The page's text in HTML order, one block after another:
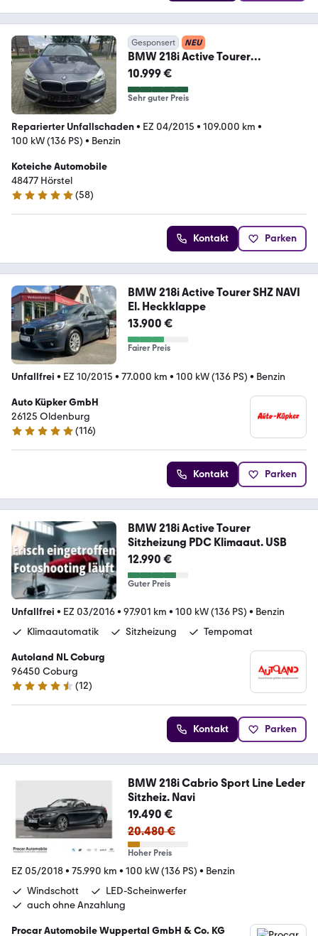
Gesponsert NEU
BMW 218i Active Tourer
,Navi,LED,Panorama
10.999 €
Sehr guter Preis
Reparierter Unfallschaden• EZ 04/2015 • 109.000 km •
100 kW (136 PS) • Benzin
Koteiche Automobile
48477 Hörstel
5 Sterne
(58)
Kontakt Parken
BMW 218i Active Tourer SHZ NAVI
El. Heckklappe
13.900 €
Fairer Preis
Unfallfrei • EZ 10/2015 • 77.000 km • 100 kW (136 PS) • Benzin
Auto Küpker GmbH
26125 Oldenburg
5 Sterne
(116)
Kontakt Parken
BMW 218i Active Tourer
Sitzheizung PDC Klimaaut. USB
12.990 €
Guter Preis
Unfallfrei • EZ 03/2016• 97.901 km • 100 kW (136 PS) • Benzin
Klimaautomatik
Sitzheizung Tempomat
Autoland NL Coburg
96450 Coburg
4.5 Sterne
(12)
Kontakt Parken
BMW 218i Cabrio Sport Line Leder
Sitzheiz. Navi
19.490 €
20.480 €
Hoher Preis
EZ 05/2018• 75.990 km • 100 kW (136 PS) • Benzin
Windschott
LED-Scheinwerfer
auch ohne Anzahlung
Procar Automobile Wuppertal GmbH & Co. KG